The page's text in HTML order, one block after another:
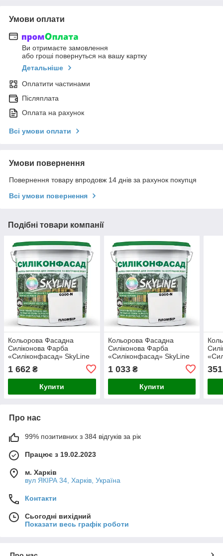
Умови оплати
Ви отримаєте замовлення
або гроші повернуться на вашу картку
Детальніше
Оплатити частинами
Післяплата
Оплата на рахунок
Всі умови оплати
Умови повернення
Повернення товару впродовж 14 днів за рахунок покупця
Всі умови повернення
Подібні товари компанії
Кольорова Фасадна
Силіконова Фарба
«Силіконфасад» SkyLine
1 662 ₴
Купити
Кольорова Фасадна
Силіконова Фарба
«Силіконфасад» SkyLine
1 033₴
Купити
351
Про нас
99% позитивних з 384 відгуків за рік
Працює з 19.02.2023
м. Харків
вул ЯКІРА 34, Харків, Україна
Контакти
Сьогодні вихідний
Показати весь графік роботи